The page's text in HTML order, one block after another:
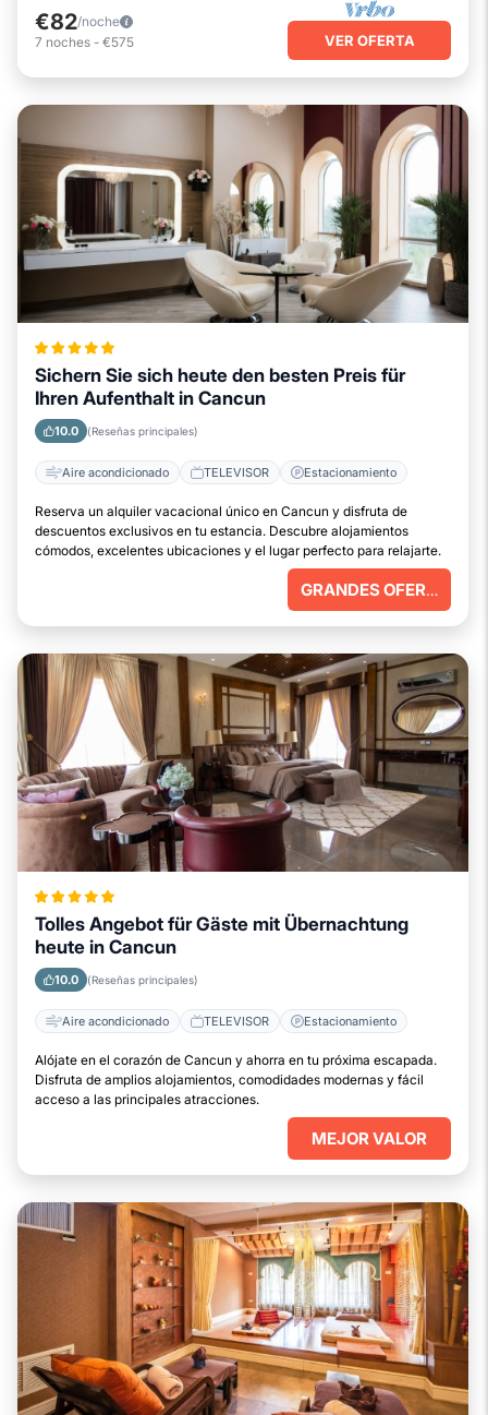
€82/noche
7 noches - €575 VER OFERTA
Sichern Sie sich heute den besten Preis für
Ihren Aufenthalt in Cancun
10.0 (Reseñas principales)
Aire acondicionado TELEVISOR Estacionamiento
Reserva un alquiler vacacional único en Cancun y disfruta de
descuentos exclusivos en tu estancia. Descubre alojamientos
cómodos, excelentes ubicaciones y el lugar perfecto para relajarte.
GRANDES OFERTAS
Tolles Angebot für Gäste mit Übernachtung
heute in Cancun
10.0 (Reseñas principales)
Aire acondicionado TELEVISOR Estacionamiento
Alójate en el corazón de Cancun y ahorra en tu próxima escapada.
Disfruta de amplios alojamientos, comodidades modernas y fácil
acceso a las principales atracciones.
MEJOR VALOR